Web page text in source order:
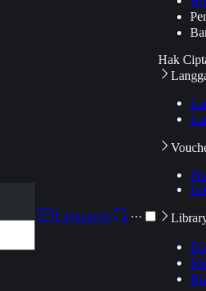
Langganan
···
Hak